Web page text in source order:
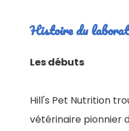
Histoire du
Les débuts
Hill's Pet Nutrition
vétérinaire pionnier